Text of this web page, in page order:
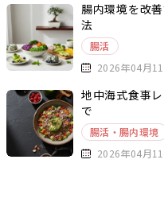
腸内環境を改
法
腸活
2026年04月
地中海式食事
で
腸活・腸内環境
2026年04月